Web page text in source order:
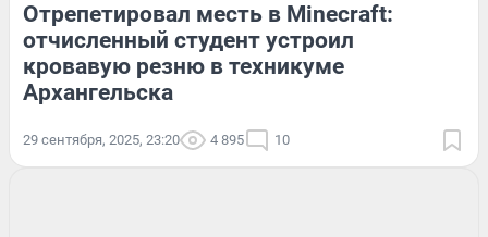
Отрепетировал месть в Minecraft:
отчисленный студент устроил
кровавую резню в техникуме
Архангельска
29 сентября, 2025, 23:20 4 895 10